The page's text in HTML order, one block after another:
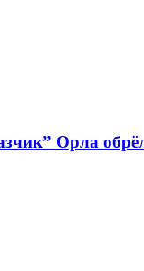
Орла